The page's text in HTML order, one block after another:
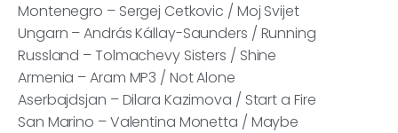
Montenegro – Sergej Cetkovic / Moj Svijet
Ungarn – András Kállay-Saunders / Running
Russland – Tolmachevy Sisters / Shine
Armenia – Aram MP3 / Not Alone
Aserbajdsjan – Dilara Kazimova / Start a Fire
San Marino – Valentina Monetta / Maybe